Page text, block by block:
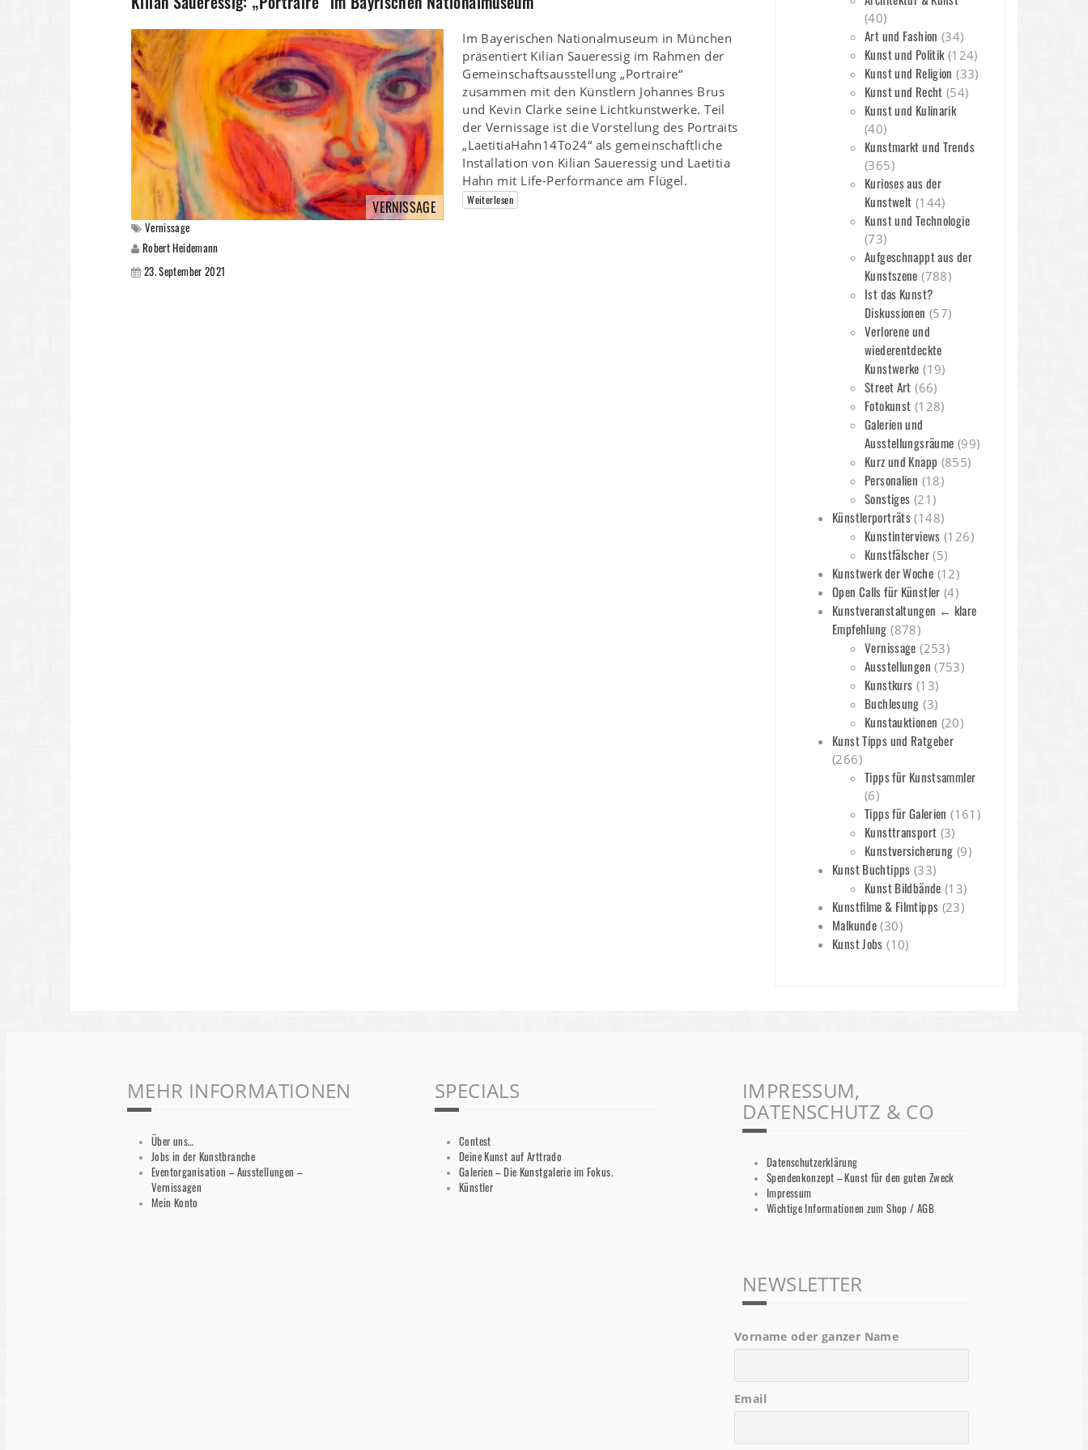
VERNISSAGE
Im Bayerischen Nationalmuseum in München
präsentiert Kilian Saueressig im Rahmen der
Gemeinschaftsausstellung „Portraire“
zusammen mit den Künstlern Johannes Brus
und Kevin Clarke seine Lichtkunstwerke. Teil
der Vernissage ist die Vorstellung des Portraits
„LaetitiaHahn14To24“ als gemeinschaftliche
Installation von Kilian Saueressig und Laetitia
Hahn mit Life-Performance am Flügel.
Weiterlesen
Vernissage
Robert Heidemann
23. September 2021
(40)
Art und Fashion (34)
Kunst und Politik(124)
Kunst und Religion (33)
Kunst und Recht (54)
Kunst und Kulinarik
(40)
Kunstmarkt und Trends
(365)
Kurioses aus der
Kunstwelt (144)
Kunst und Technologie
(73)
Aufgeschnappt aus der
Kunstszene (788)
Ist das Kunst?
Diskussionen (57)
Verlorene und
wiederentdeckte
Kunstwerke (19)
Street Art (66)
Fotokunst (128)
Galerien und
Ausstellungsräume (99)
Kurz und Knapp (855)
Personalien (18)
Sonstiges (21)
Künstlerporträts (148)
Kunstinterviews (126)
Kunstfälscher(5)
Kunstwerk der Woche (12)
Open Calls für Künstler (4)
Kunstveranstaltungen ← klare
Empfehlung (878)
Vernissage (253)
Ausstellungen (753)
Kunstkurs (13)
Buchlesung (3)
Kunstauktionen (20)
Kunst Tipps und Ratgeber
(266)
Tipps für Kunstsammler
(6)
Tipps für Galerien (161)
Kunsttransport (3)
Kunstversicherung (9)
Kunst Buchtipps (33)
Kunst Bildbände (13)
Kunstfilme & Filmtipps (23)
Malkunde (30)
Kunst Jobs (10)
MEHR INFORMATIONEN
Über uns…
Jobs in der Kunstbranche
Eventorganisation – Ausstellungen –
Vernissagen
Mein Konto
SPECIALS
Contest
Deine Kunst auf Arttrado
Galerien – Die Kunstgalerie im Fokus.
Künstler
IMPRESSUM,
DATENSCHUTZ & CO
Datenschutzerklärung
Spendenkonzept – Kunst für den guten Zweck
Impressum
Wichtige Informationen zum Shop / AGB
NEWSLETTER
Vorname oder ganzer Name
Email